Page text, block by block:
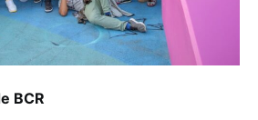
BCR